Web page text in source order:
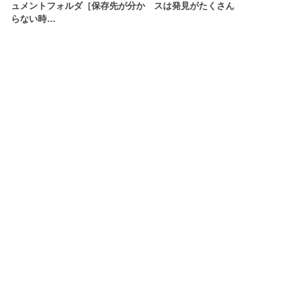
ュメントフォルダ［保存先が分か
らない時…
スは発見がたくさん